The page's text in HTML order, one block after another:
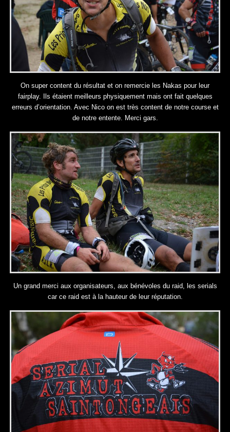
On super content du résultat et on remercie les Nakas pour leur
fairplay. Ils étaient meilleurs physiquement mais ont fait quelques
erreurs d’orientation. Avec Nico on est très content de notre course et
de notre entente. Merci gars.
Un grand merci aux organisateurs, aux bénévoles du raid, les serials
car ce raid est à la hauteur de leur réputation.